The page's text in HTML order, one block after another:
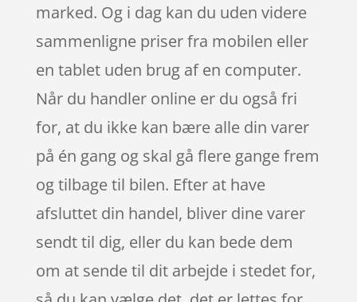
marked. Og i dag kan du uden videre
sammenligne priser fra mobilen eller
en tablet uden brug af en computer.
Når du handler online er du også fri
for, at du ikke kan bære alle din varer
på én gang og skal gå flere gange frem
og tilbage til bilen. Efter at have
afsluttet din handel, bliver dine varer
sendt til dig, eller du kan bede dem
om at sende til dit arbejde i stedet for,